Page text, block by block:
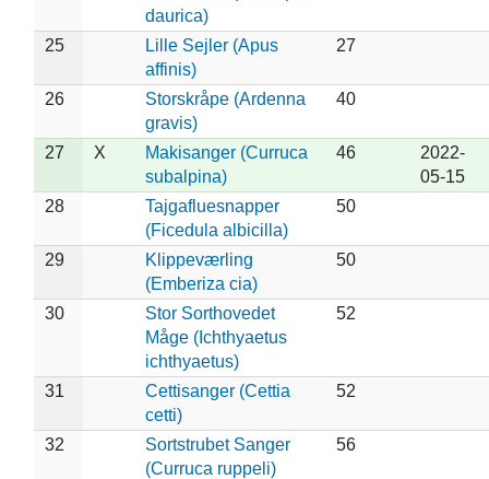
daurica)
25
Lille Sejler (Apus
affinis)
27
26
Storskråpe (Ardenna
gravis)
40
27 X
Makisanger (Curruca
subalpina)
46
2022-
05-15
28
Tajgafluesnapper
(Ficedula albicilla)
50
29
Klippeværling
(Emberiza cia)
50
30
Stor Sorthovedet
Måge (Ichthyaetus
ichthyaetus)
52
31
Cettisanger (Cettia
cetti)
52
32
Sortstrubet Sanger
(Curruca ruppeli)
56